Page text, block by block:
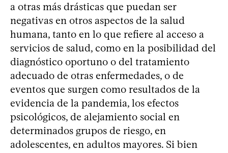
a otras más drásticas que puedan ser
negativas en otros aspectos de la salud
humana, tanto en lo que refiere al acceso a
servicios de salud, como en la posibilidad del
diagnóstico oportuno o del tratamiento
adecuado de otras enfermedades, o de
eventos que surgen como resultados de la
evidencia de la pandemia, los efectos
psicológicos, de alejamiento social en
determinados grupos de riesgo, en
adolescentes, en adultos mayores. Si bien